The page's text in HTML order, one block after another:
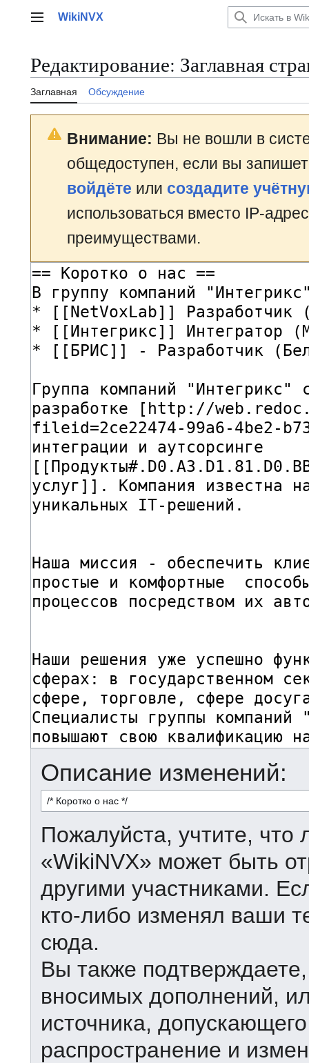
Главное меню
WikiNVX
Редактирование: Заглавная
Заглавная Обсуждение
Внимание: Вы не вошли в
общедоступен, если вы
войдёте или создадите
использоваться вместо IP-
преимуществами.
Описание изменений:
Пожалуйста, учтите,
«WikiNVX» может быть
другими участниками.
кто-либо изменял ваши
сюда.
Вы также
вносимых дополнений,
источника,
распространение и